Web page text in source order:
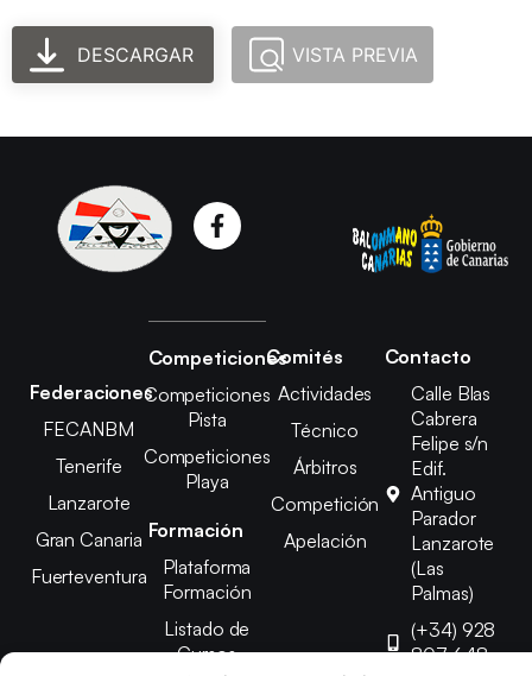
DESCARGAR VISTA PREVIA
Federaciones
FECANBM
Tenerife
Lanzarote
Gran Canaria
Fuerteventura
Competiciones
Competiciones
Pista
Competiciones
Playa
Formación
Plataforma
Formación
Listado de
Cursos
Comités
Actividades
Técnico
Árbitros
Competición
Apelación
Contacto
Calle Blas
Cabrera
Felipe s/n
Edif.
Antiguo
Parador
Lanzarote
(Las
Palmas)
(+34) 928
807 648